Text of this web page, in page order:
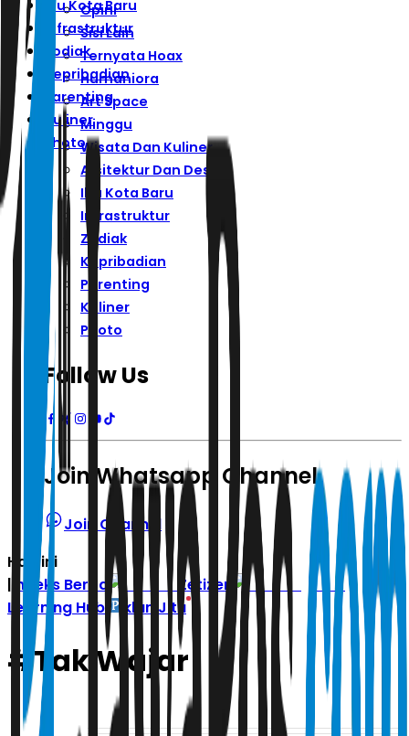
Ibu Kota Baru
Infrastruktur
Zodiak
Kepribadian
Parenting
Kuliner
Photo
Opini
Sisi Lain
Ternyata Hoax
Humaniora
Art Space
Minggu
Wisata Dan Kuliner
Arsitektur Dan Desain
Ibu Kota Baru
Infrastruktur
Zodiak
Kepribadian
Parenting
Kuliner
Photo
Follow Us
Join Whatsapp Channel
Join Channel
Hari ini
| Indeks Berita
Zetizen
Learning Hub
Iklan Jitu
#Tak Wajar